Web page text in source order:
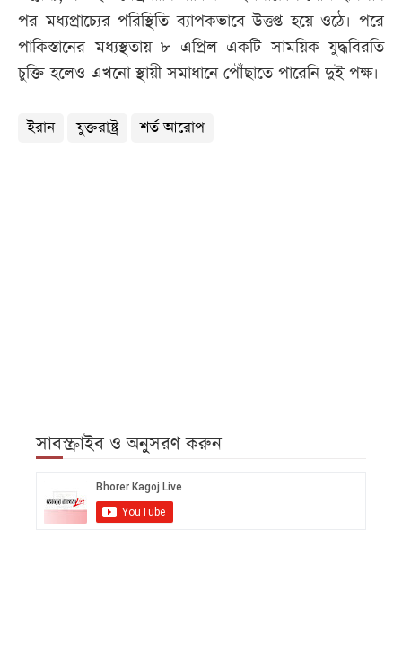
পর মধ্যপ্রাচ্যের পরিস্থিতি ব্যাপকভাবে উত্তপ্ত হয়ে ওঠে। পরে
পাকিস্তানের মধ্যস্থতায় ৮ এপ্রিল একটি সাময়িক যুদ্ধবিরতি
চুক্তি হলেও এখনো স্থায়ী সমাধানে পৌঁছাতে পারেনি দুই পক্ষ।
ইরান যুক্তরাষ্ট্র শর্ত আরোপ
সাবস্ক্রাইব ও অনুসরণ করুন